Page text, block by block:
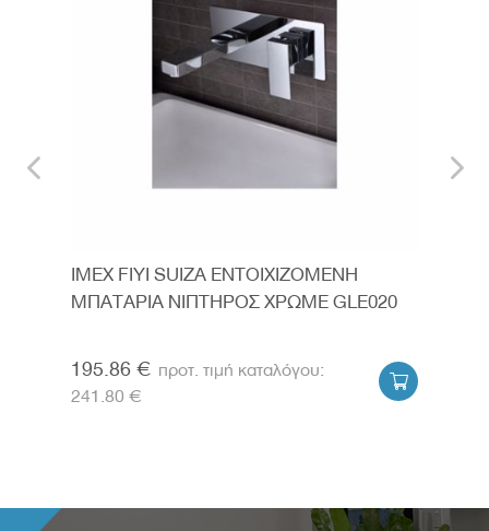
IMEX FIYI SUIZA ΕΝΤΟΙΧΙΖΟΜΕΝΗ
ΜΠΑΤΑΡΙΑ ΝΙΠΤΗΡΟΣ ΧΡΩΜΕ GLE020
195.86 €
241.80 €
